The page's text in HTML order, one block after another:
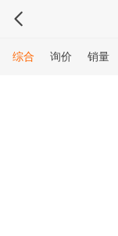
综合 询价 销量